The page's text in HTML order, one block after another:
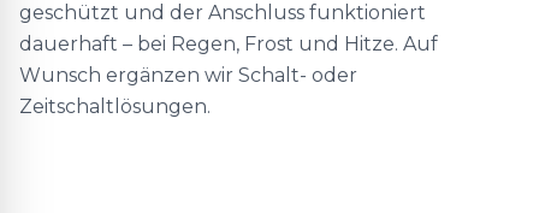
geschützt und der Anschluss funktioniert
dauerhaft – bei Regen, Frost und Hitze. Auf
Wunsch ergänzen wir Schalt- oder
Zeitschaltlösungen.